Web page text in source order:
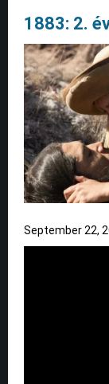
1883: 2.
September 22,